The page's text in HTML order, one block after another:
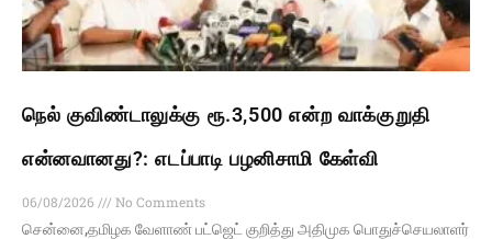
நெல் குவிண்டாலுக்கு ரூ.3,500 என்ற வாக்குறுதி
என்னவானது?: எடப்பாடி பழனிசாமி கேள்வி
06/08/2026
No Comments
சென்னை,தமிழக வேளாண் பட்ஜெட் குறித்து அதிமுக பொதுச்செயலாளர்